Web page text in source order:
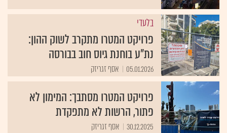
בלעדי
פרויקט המטרו מתקרב לשוק ההון:
נת"ע בוחנת גיוס חוב בבורסה
05.01.2026 אסף זגריזק
פרויקט המטרו מסתבך: המימון לא
פתור, הרשות לא מתפקדת
30.12.2025 אסף זגריזק